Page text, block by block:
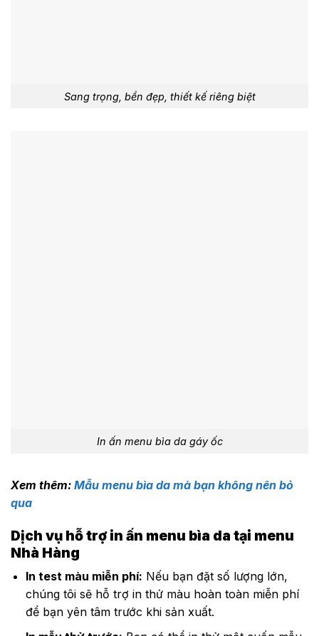
Sang trọng, bền đẹp, thiết kế riêng biệt
In ấn menu bìa da gáy ốc
Xem thêm: Mẫu menu bìa da mà bạn không nên bỏ
qua
Dịch vụ hỗ trợ in ấn menu bìa da tại menu
Nhà Hàng
In test màu miễn phí: Nếu bạn đặt số lượng lớn,
chúng tôi sẽ hỗ trợ in thử màu hoàn toàn miễn phí
để bạn yên tâm trước khi sản xuất.